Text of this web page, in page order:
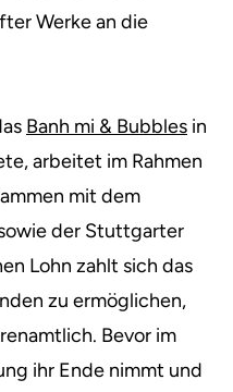
Werke an die
Banh mi & Bubbles in
arbeitet im Rahmen
mit dem
der Stuttgarter
Lohn zahlt sich das
zu ermöglichen,
Bevor im
ihr Ende nimmt und